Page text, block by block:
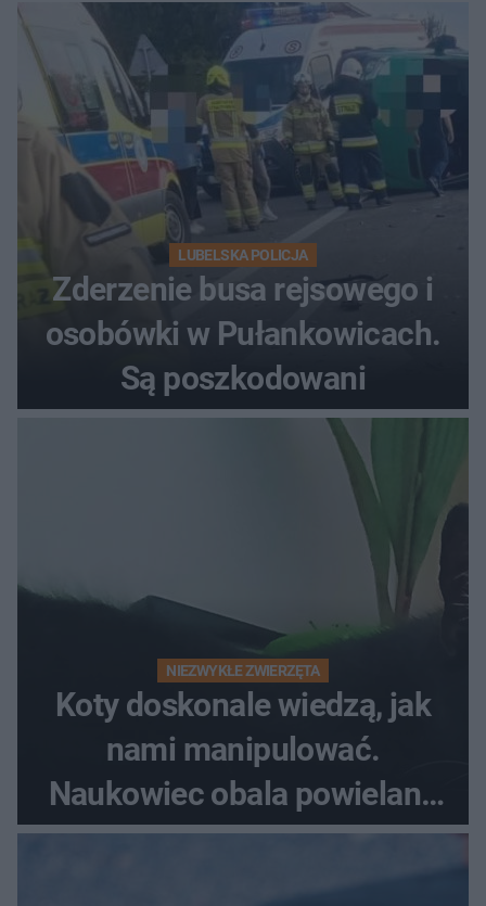
LUBELSKA POLICJA
Zderzenie busa rejsowego i
osobówki w Pułankowicach.
Są poszkodowani
NIEZWYKŁE ZWIERZĘTA
Koty doskonale wiedzą, jak
nami manipulować.
Naukowiec obala powielane
od lat mity na ich temat